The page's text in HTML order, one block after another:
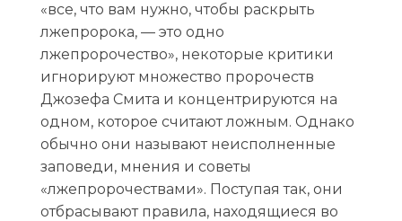
«все, что вам нужно, чтобы раскрыть
лжепророка, — это одно
лжепророчество», некоторые критики
игнорируют множество пророчеств
Джозефа Смита и концентрируются на
одном, которое считают ложным. Однако
обычно они называют неисполненные
заповеди, мнения и советы
«лжепророчествами». Поступая так, они
отбрасывают правила, находящиеся во